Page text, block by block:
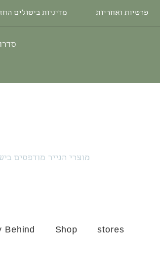
מדיניות ביטולים פרטיות ואחריות
מוצרי הנייר מודפסים
Behind Shop stores